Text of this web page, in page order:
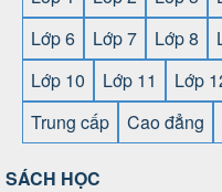
Lớp 6
Lớp 7 Lớp 8
Lớp 10
Lớp 11
Lớp
Trung cấp
Cao đẳng
SÁCH HỌC